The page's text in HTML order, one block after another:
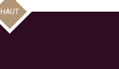
HAUT